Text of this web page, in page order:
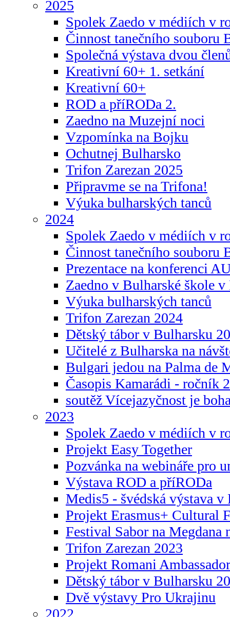
2025
Spolek Zaedo v médiích v
Činnost tanečního souboru
Společná výstava dvou
Kreativní 60+ 1. setkání
Kreativní 60+
ROD a příRODa 2.
Zaedno na Muzejní noci
Vzpomínka na Bojku
Ochutnej Bulharsko
Trifon Zarezan 2025
Připravme se na Trifona!
Výuka bulharských tanců
2024
Spolek Zaedo v médiích v
Činnost tanečního souboru
Prezentace na konferenci
Zaedno v Bulharské škole v
Výuka bulharských tanců
Trifon Zarezan 2024
Dětský tábor v Bulharsku
Učitelé z Bulharska na
Bulgari jedou na Palma de
Časopis Kamarádi - ročník
soutěž Vícejazyčnost je
2023
Spolek Zaedo v médiích v
Projekt Easy Together
Pozvánka na webináře pro
Výstava ROD a příRODa
Medis5 - švédská výstava v
Projekt Erasmus+ Cultural
Festival Sabor na Megdana
Trifon Zarezan 2023
Projekt Romani
Dětský tábor v Bulharsku
Dvě výstavy Pro Ukrajinu